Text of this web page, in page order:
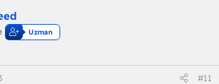
Uzman
#11